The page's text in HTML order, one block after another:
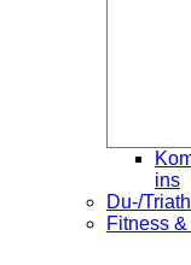
ins
Du-/
Fitness